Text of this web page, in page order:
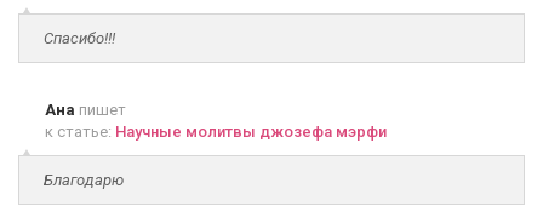
Спасибо!!!
Ана пишет
к статье: Научные молитвы джозефа мэрфи
Благодарю